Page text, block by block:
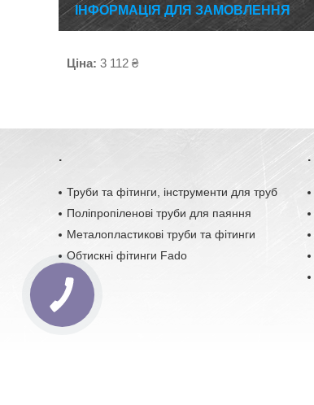
ІНФОРМАЦІЯ ДЛЯ ЗАМОВЛЕННЯ
Ціна: 3 112 ₴
.
Труби та фітинги, інструменти для труб
Поліпропіленові труби для паяння
Металопластикові труби та фітинги
Обтискні фітинги Fado
.